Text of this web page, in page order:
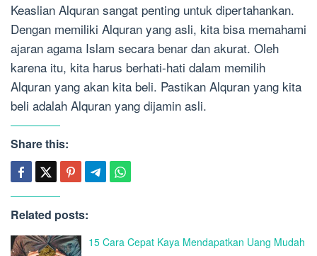
Keaslian Alquran sangat penting untuk dipertahankan.
Dengan memiliki Alquran yang asli, kita bisa memahami
ajaran agama Islam secara benar dan akurat. Oleh
karena itu, kita harus berhati-hati dalam memilih
Alquran yang akan kita beli. Pastikan Alquran yang kita
beli adalah Alquran yang dijamin asli.
Share this:
Related posts:
15 Cara Cepat Kaya Mendapatkan Uang Mudah